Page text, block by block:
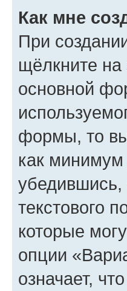
Как мне
При
щёлкните
основной
формы, то
как минимум
убедившись,
текстового
которые
опции
означает,